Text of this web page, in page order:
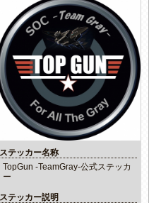
ステッカー名称
TopGun -TeamGray-公式ステッカ
ー
ステッカー説明